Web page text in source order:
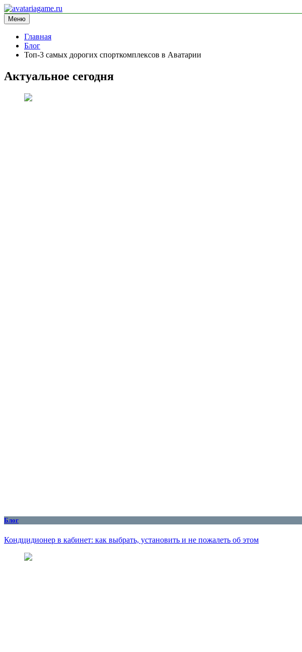
Перейти
к
содержимому
avatariagame.ru
информационный сайт
Меню
Главная
Блог
Топ-3 самых дорогих спорткомплексов в Аватарии
Актуальное сегодня
Блог
Кондцидионер в кабинет: как выбрать, установить и не пожалеть об этом